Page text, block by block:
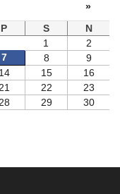
»
P S
N
1
2
7 8
9
14 15
16
21 22
23
28 29
30